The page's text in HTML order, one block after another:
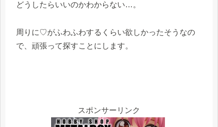
どうしたらいいのかわからない…。
周りに♡がふわふわするくらい欲しかったそうなの
で、頑張って探すことにします。
スポンサーリンク